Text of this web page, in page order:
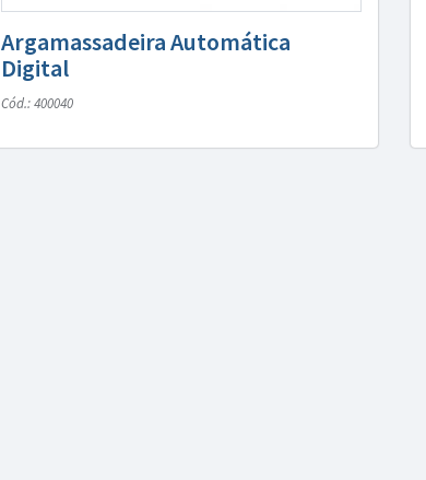
Argamassadeira Automática
Digital
Cód.: 400040